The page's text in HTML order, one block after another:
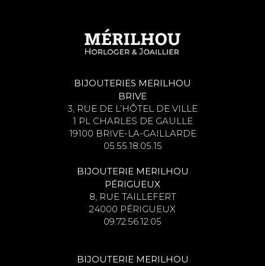
BIJOUTERIES MERILHOU
BRIVE
3, RUE DE L’HÔTEL DE VILLE
1 PL CHARLES DE GAULLE
19100 BRIVE-LA-GAILLARDE
05.55.18.05.15
BIJOUTERIE MERILHOU
PÉRIGUEUX
8, RUE TAILLEFERT
24000 PÉRIGUEUX
09.72.56.12.05
BIJOUTERIE MERILHOU